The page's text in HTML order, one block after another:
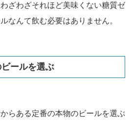
ざわざそれほど美味くない糖質ゼ
なんて飲む必要はありません。
ールを選ぶ
らある定番の本物のビールを選ぶ